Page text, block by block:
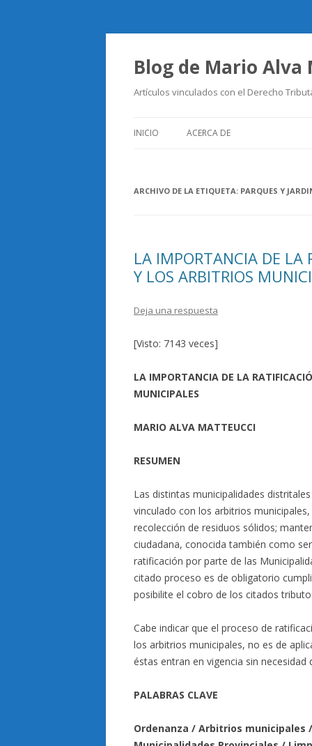
Blog de Mario Alva
Artículos vinculados con el Derecho
INICIO ACERCA DE
ARCHIVO DE LA ETIQUETA: PARQUES Y
LA IMPORTANCIA DE LA
Y LOS ARBITRIOS
Deja una respuesta
[Visto: 7143 veces]
LA IMPORTANCIA DE LA
MUNICIPALES
MARIO ALVA MATTEUCCI
RESUMEN
Las distintas municipalidades
vinculado con los arbitrios
recolección de residuos sólidos;
ciudadana, conocida también como
ratificación por parte de las
citado proceso es de obligatorio
posibilite el cobro de los citados
Cabe indicar que el proceso de
los arbitrios municipales, no es de
éstas entran en vigencia sin
PALABRAS CLAVE
Ordenanza / Arbitrios